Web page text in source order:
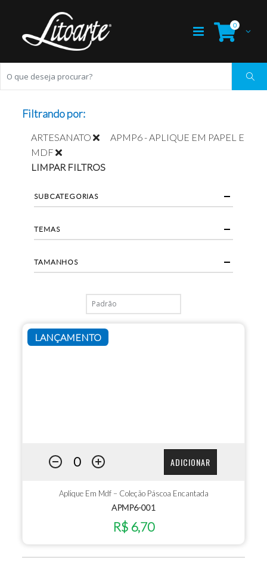
0
LANÇAMENTO
ADICIONAR
Aplique Em Mdf – Coleção Páscoa Encantada
APMP6-001
R$ 6,70
Filtrando por:
ARTESANATO
APMP6 - APLIQUE EM PAPEL E
MDF
LIMPAR FILTROS
SUBCATEGORIAS
TEMAS
TAMANHOS